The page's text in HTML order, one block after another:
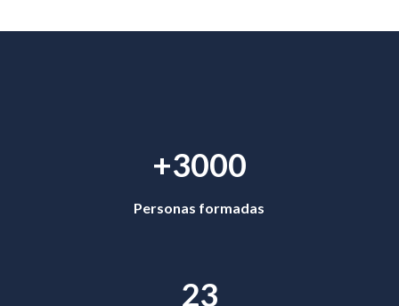
+3000
Personas formadas
23